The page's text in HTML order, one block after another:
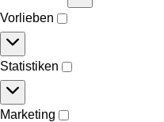
Vorlieben
Statistiken
Marketing